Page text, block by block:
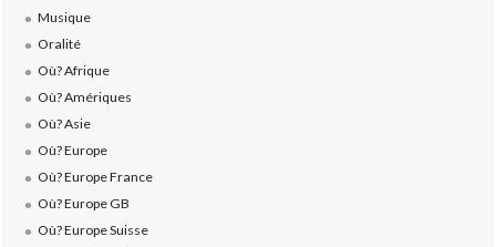
Musique
Oralité
Où? Afrique
Où? Amériques
Où? Asie
Où? Europe
Où? Europe France
Où? Europe GB
Où? Europe Suisse